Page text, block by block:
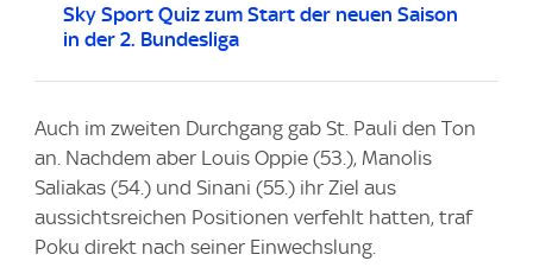
Sky Sport Quiz zum Start der neuen Saison
in der 2. Bundesliga
Auch im zweiten Durchgang gab St. Pauli den Ton
an. Nachdem aber Louis Oppie (53.), Manolis
Saliakas (54.) und Sinani (55.) ihr Ziel aus
aussichtsreichen Positionen verfehlt hatten, traf
Poku direkt nach seiner Einwechslung.